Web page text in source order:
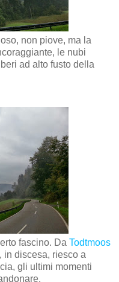
non piove, ma la
le nubi
ad alto fusto della
fascino. Da Todtmoos
in discesa, riesco a
gli ultimi momenti